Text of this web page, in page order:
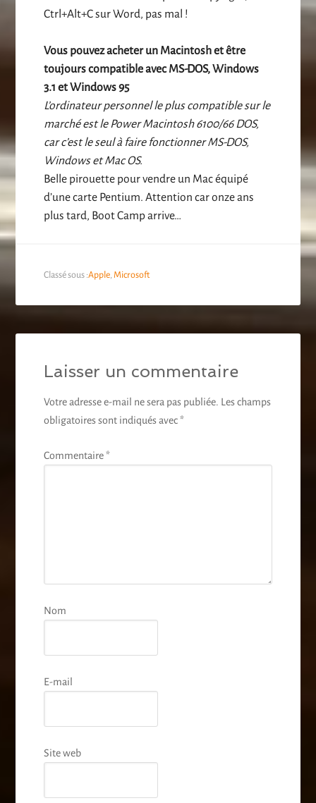
Ctrl+Alt+C sur Word, pas mal !
Vous pouvez acheter un Macintosh et être
toujours compatible avec MS-DOS, Windows
3.1 et Windows 95
L’ordinateur personnel le plus compatible sur le
marché est le Power Macintosh 6100/66 DOS,
car c’est le seul à faire fonctionner MS-DOS,
Windows et Mac OS.
Belle pirouette pour vendre un Mac équipé
d’une carte Pentium. Attention car onze ans
plus tard, Boot Camp arrive…
Classé sous :Apple,Microsoft
Laisser un commentaire
Votre adresse e-mail ne sera pas publiée. Les champs
obligatoires sont indiqués avec*
Commentaire*
Nom
E-mail
Site web